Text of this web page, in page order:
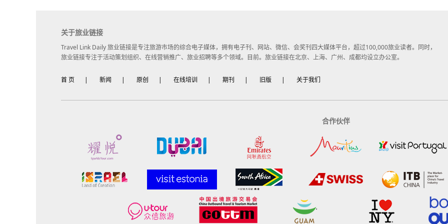
关于旅业链接
Travel Link Daily 旅业链接是专注旅游市场的综合电子媒体，拥有电子刊、网站、微信、会奖刊四大媒体平台，超过100,000旅业读者。同时，
旅业链接专注于活动策划组织、在线营销推广、旅业招聘等多个领域。目前。旅业链接在北京、上海、广州、成都均设立办公室。
首 页 | 新闻 | 原创 | 在线培训 | 期刊 | 旧版 | 关于我们
合作伙伴